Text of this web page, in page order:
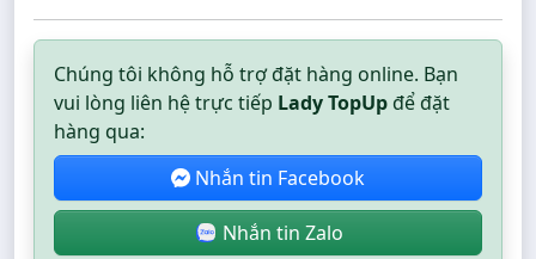
Chúng tôi không hỗ trợ đặt hàng online. Bạn
vui lòng liên hệ trực tiếp Lady TopUp để đặt
hàng qua:
Nhắn tin Facebook
Nhắn tin Zalo